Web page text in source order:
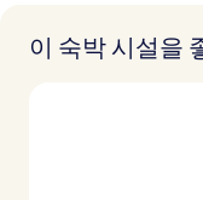
이 숙박 시설을